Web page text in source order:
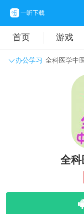
首页 游戏
办公学习 全科医学中
主
拍
全科